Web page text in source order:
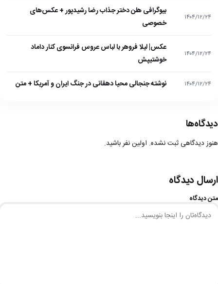
۱۴۰۴/۱۲/۲۴
بیوگرافی هلن دختر جذاب رضا رشیدپور + عکس‌های
خصوصی
۱۴۰۴/۱۲/۲۴
عکس| لیلا فروهر با لباس عروس فرانسوی کنار داماد
خوشتیپش
۱۴۰۴/۱۲/۲۴ نوشته جنجالی محیا دهقانی در جنگ ایران و آمریکا + متن
دیدگاه‌ها
هنوز دیدگاهی ثبت نشده. اولین نفر باشید.
ارسال دیدگاه
متن دیدگاه